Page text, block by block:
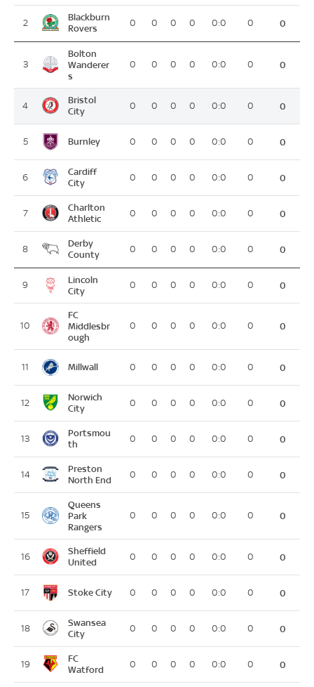
2
Blackburn
Rovers
0 0 0 0 0:0 0 0
3
Bolton
Wanderer
s
0 0 0 0 0:0 0 0
4
Bristol
City
0 0 0 0 0:0 0 0
5 Burnley 0 0 0 0 0:0 0 0
6
Cardiff
City
0 0 0 0 0:0 0 0
7
Charlton
Athletic
0 0 0 0 0:0 0 0
8
Derby
County
0 0 0 0 0:0 0 0
9
Lincoln
City
0 0 0 0 0:0 0 0
10
FC
Middlesbr
ough
0 0 0 0 0:0 0 0
11 Millwall 0 0 0 0 0:0 0 0
12
Norwich
City
0 0 0 0 0:0 0 0
13
Portsmou
th
0 0 0 0 0:0 0 0
14
Preston
North End
0 0 0 0 0:0 0 0
15
Queens
Park
Rangers
0 0 0 0 0:0 0 0
16
Sheffield
United
0 0 0 0 0:0 0 0
17 Stoke City 0 0 0 0 0:0 0 0
18
Swansea
City
0 0 0 0 0:0 0 0
19
FC
Watford
0 0 0 0 0:0 0 0